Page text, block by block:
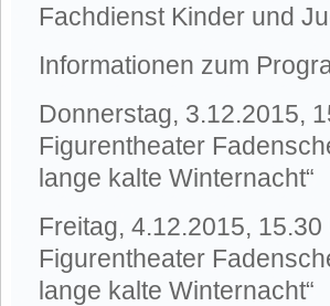
Fachdienst Kinder und
Informationen zum
Donnerstag, 3.12.2015,
Figurentheater
lange kalte Winternacht“
Freitag, 4.12.2015, 15.30
Figurentheater
lange kalte Winternacht“